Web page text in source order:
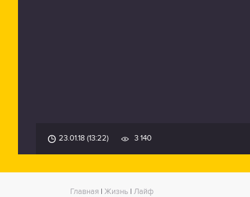
23.01.18 (13:22) 3 140
Главная Жизнь Лайф